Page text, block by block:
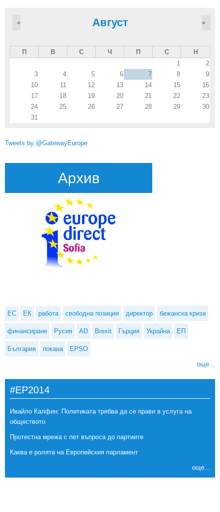
Август
« »
П В С Ч П С
Н
1
2
3
4 5 6 7 8
9
10
11 12 13 14 15
16
17
18 19 20 21 22
23
24
25 26 27 28 29
30
31
Tweets by @GatewayEurope
Архив
ЕС ЕК работа свободна позиция директор бежанска криза
финансиране Русия AD Brexit Гърция Украйна ЕП
България покана EPSO
още...
#EP2014
Ивайло Калфин: Политиката трябва да се прави в услуга на
обществото
Протестна мрежа с пет въпроса до партиите
Каква е ролята на Европейския парламент
още...